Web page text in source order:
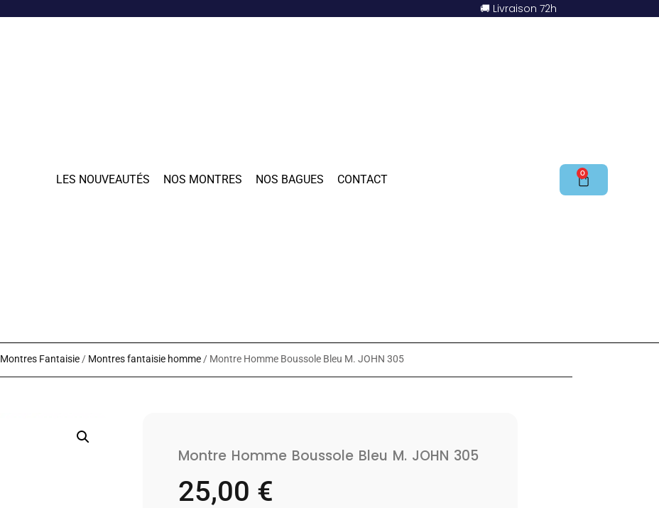
🚚 Livraison 72h
LES NOUVEAUTÉS NOS MONTRES NOS BAGUES CONTACT 0
Montres Fantaisie/ Montres fantaisie homme/ Montre Homme Boussole Bleu M. JOHN 305
Montre Homme Boussole Bleu M. JOHN 305
25,00 €